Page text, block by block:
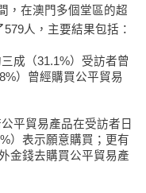
，在澳門多個堂區的超
人，主要結果包括：
成（31.1%）受訪者曾
）曾經購買公平貿易
平貿易產品在受訪者日
）表示願意購買；更有
金錢去購買公平貿易產